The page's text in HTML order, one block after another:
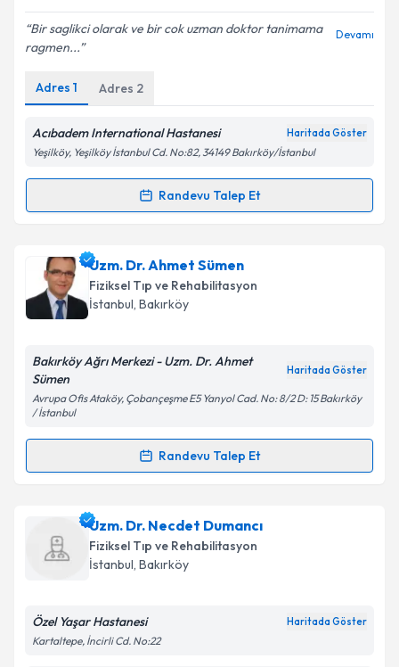
E-posta Adresiniz
Kişisel verilerimin işlenmesine ilişkinAydınlatma
Metni'ni okudum ve kişisel verilerimin belirtilen
kapsamda işlenmesini kabul ediyorum.
Takvim Talebini Gönder
Bir saglikci olarak ve bir cok uzman doktor tanimama
ragmen...
Devamı
Adres 1 Adres 2
Acıbadem International Hastanesi Haritada Göster
Yeşilköy, Yeşilköy İstanbul Cd. No:82, 34149 Bakırköy/İstanbul
Randevu Talep Et
Randevu Takvimi Talebi
Uzm. Dr. Özkan Yükselmişiçin randevu takvimi
talebi oluşturun. Size bu uzmandan randevu almanız
için bir takvim hazırlandığında e-posta ile
bilgilendireceğiz.
Kişisel verilerimin işlenmesine ilişkinAydınlatma
'ni okudum ve kişisel verilerimin belirtilen
kapsamda işlenmesini kabul ediyorum.
Takvim Talebini Gönder
Uzm. Dr. Ahmet Sümen
Fiziksel Tıp ve Rehabilitasyon
İstanbul, Bakırköy
Bakırköy Ağrı Merkezi - Uzm. Dr. Ahmet
Sümen
Haritada Göster
Avrupa Ofis Ataköy, Çobançeşme E5 Yanyol Cad. No: 8/2 D: 15 Bakırköy
/ İstanbul
Randevu Talep Et
Randevu Takvimi Talebi
Uzm. Dr. Ahmet Sümen için randevu takvimi talebi
oluşturun. Size bu uzmandan randevu almanız için bir
takvim hazırlandığında e-posta ile bilgilendireceğiz.
Uzm. Dr. Necdet Dumancı
Fiziksel Tıp ve Rehabilitasyon
İstanbul, Bakırköy
Özel Yaşar Hastanesi Haritada Göster
Kartaltepe, İncirli Cd. No:22